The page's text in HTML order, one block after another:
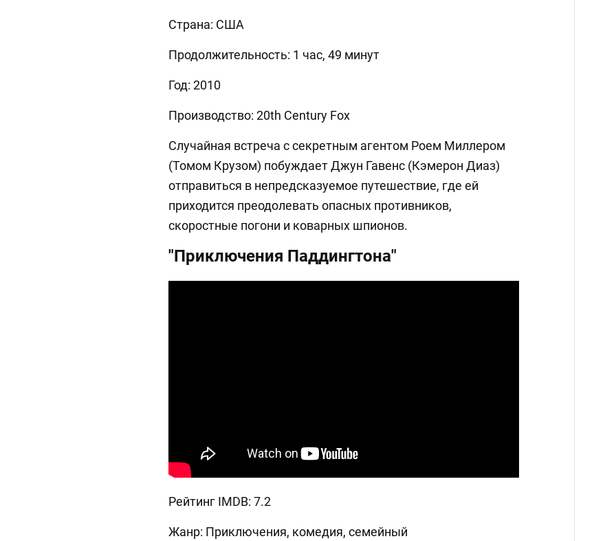
Страна: США
Продолжительность: 1 час, 49 минут
Год: 2010
Производство: 20th Century Fox
Случайная встреча с секретным агентом Роем Миллером
(Томом Крузом) побуждает Джун Гавенс (Кэмерон Диаз)
отправиться в непредсказуемое путешествие, где ей
приходится преодолевать опасных противников,
скоростные погони и коварных шпионов.
"Приключения Паддингтона"
Рейтинг IMDB: 7.2
Жанр: Приключения, комедия, семейный